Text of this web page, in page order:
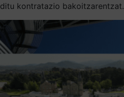
ditu kontratazio bakoitzarentzat.